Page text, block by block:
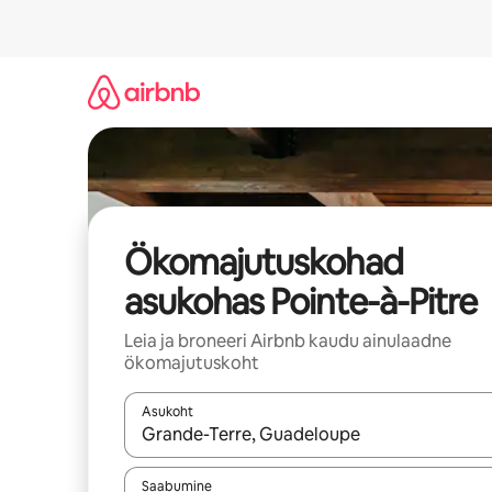
Ökomajutuskohad
asukohas Pointe-à-Pitre
Leia ja broneeri Airbnb kaudu ainulaadne
ökomajutuskoht
Asukoht
Kui tulemused on kuvatud, liigu ekraanil
Saabumine